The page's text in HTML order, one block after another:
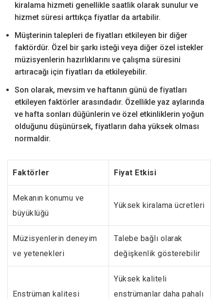
kiralama hizmeti genellikle saatlik olarak sunulur ve
hizmet süresi arttıkça fiyatlar da artabilir.
Müşterinin talepleri de fiyatları etkileyen bir diğer
faktördür. Özel bir şarkı isteği veya diğer özel istekler
müzisyenlerin hazırlıklarını ve çalışma süresini
artıracağı için fiyatları da etkileyebilir.
Son olarak, mevsim ve haftanın günü de fiyatları
etkileyen faktörler arasındadır. Özellikle yaz aylarında
ve hafta sonları düğünlerin ve özel etkinliklerin yoğun
olduğunu düşünürsek, fiyatların daha yüksek olması
normaldir.
Faktörler Fiyat Etkisi
Mekanın konumu ve
büyüklüğü
Yüksek kiralama ücretleri
Müzisyenlerin deneyim
ve yetenekleri
Talebe bağlı olarak
değişkenlik gösterebilir
Enstrüman kalitesi
Yüksek kaliteli
enstrümanlar daha pahalı